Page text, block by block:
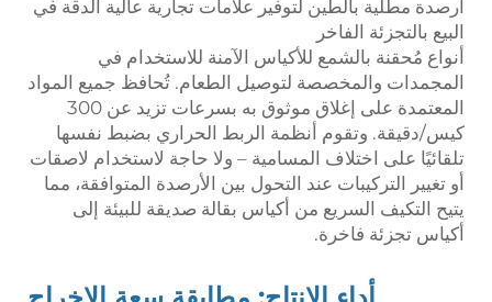
أرصدة مطلية بالطين لتوفير علامات تجارية عالية الدقة في
البيع بالتجزئة الفاخر
أنواع مُحقنة بالشمع للأكياس الآمنة للاستخدام في
المجمدات والمخصصة لتوصيل الطعام. تُحافظ جميع المواد
المعتمدة على إغلاق موثوق به بسرعات تزيد عن 300
كيس/دقيقة. وتقوم أنظمة الربط الحراري بضبط نفسها
تلقائيًا على اختلاف المسامية – ولا حاجة لاستخدام لاصقات
أو تغيير التركيبات عند التحول بين الأرصدة المتوافقة، مما
يتيح التكيف السريع من أكياس بقالة صديقة للبيئة إلى
أكياس تجزئة فاخرة.